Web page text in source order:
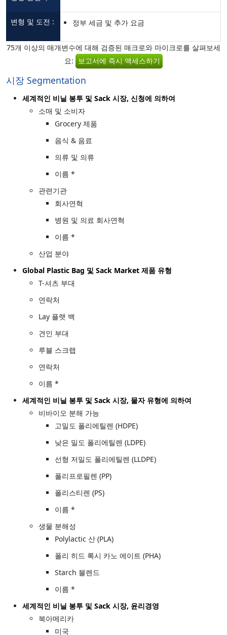
변형 및 도전 : 정부 세금 및 추가 요금
75개 이상의 매개변수에 대해 검증된 매크로와 마이크로를 살펴보세
요: 보고서에 즉시 액세스하기
시장 Segmentation
세계적인 비닐 봉투 및 Sack 시장, 신청에 의하여
소매 및 소비자
Grocery 제품
음식 & 음료
의류 및 의류
이름 *
관련기관
회사연혁
병원 및 의료 회사연혁
이름 *
산업 분야
Global Plastic Bag 및 Sack Market 제품 유형
T-셔츠 부대
연락처
Lay 플랫 백
견인 부대
루블 스크랩
연락처
이름 *
세계적인 비닐 봉투 및 Sack 시장, 물자 유형에 의하여
비바이오 분해 가능
고밀도 폴리에틸렌 (HDPE)
낮은 밀도 폴리에틸렌 (LDPE)
선형 저밀도 폴리에틸렌 (LLDPE)
폴리프로필렌 (PP)
폴리스티렌 (PS)
이름 *
생물 분해성
Polylactic 산 (PLA)
폴리 히드 록시 카노 에이트 (PHA)
Starch 블렌드
이름 *
세계적인 비닐 봉투 및 Sack 시장, 윤리경영
북아메리카
미국